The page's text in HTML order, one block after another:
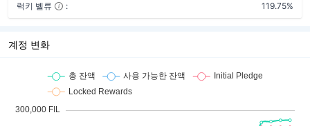
럭키 벨류
: 119.75%
계정 변화